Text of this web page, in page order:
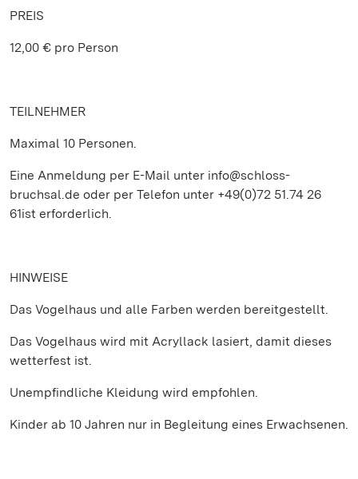
PREIS
12,00 € pro Person
TEILNEHMER
Maximal 10 Personen.
Eine Anmeldung per E-Mail unter info@schloss-
bruchsal.de oder per Telefon unter +49(0)72 51.74 26
61ist erforderlich.
HINWEISE
Das Vogelhaus und alle Farben werden bereitgestellt.
Das Vogelhaus wird mit Acryllack lasiert, damit dieses
wetterfest ist.
Unempfindliche Kleidung wird empfohlen.
Kinder ab 10 Jahren nur in Begleitung eines Erwachsenen.